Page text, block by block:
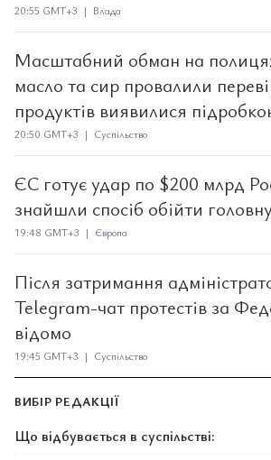
20:55 GMT+3 | Влада
Масштабний обман на
масло та сир провалили
продуктів виявилися
20:50 GMT+3 | Суспільство
ЄС готує удар по $200 млрд
знайшли спосіб обійти
19:48 GMT+3 | Європа
Після затримання
Telegram-чат протестів за
відомо
19:45 GMT+3 | Суспільство
ВИБІР РЕДАКЦІЇ
Що відбувається в суспільстві: